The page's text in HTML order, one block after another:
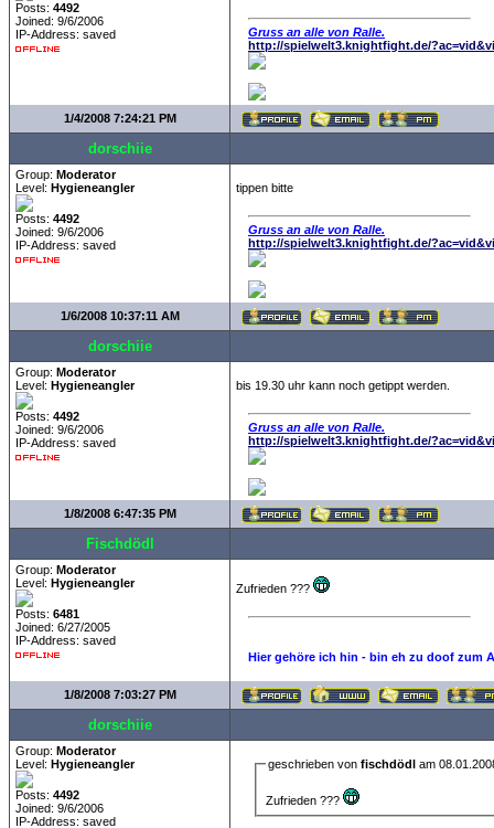
Posts: 4492
Joined: 9/6/2006
IP-Address: saved
Gruss an alle von Ralle.
http://spielwelt3.knightfight.de/
1/4/2008 7:24:21 PM
dorschiie
Group: Moderator
Level: Hygieneangler
Posts: 4492
Joined: 9/6/2006
IP-Address: saved
tippen bitte
Gruss an alle von Ralle.
http://spielwelt3.knightfight.de/
1/6/2008 10:37:11 AM
dorschiie
Group: Moderator
Level: Hygieneangler
Posts: 4492
Joined: 9/6/2006
IP-Address: saved
bis 19.30 uhr kann noch getippt werden.
Gruss an alle von Ralle.
http://spielwelt3.knightfight.de/
1/8/2008 6:47:35 PM
Fischdödl
Group: Moderator
Level: Hygieneangler
Posts: 6481
Joined: 6/27/2005
IP-Address: saved
Zufrieden ???
Hier gehöre ich hin - bin eh zu doof zum
1/8/2008 7:03:27 PM
dorschiie
Group: Moderator
Level: Hygieneangler
Posts: 4492
Joined: 9/6/2006
IP-Address: saved
geschrieben vonfischdödl am
Zufrieden ???